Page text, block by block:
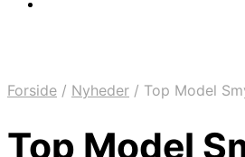
Forside / Nyheder / Top Model
Top Model